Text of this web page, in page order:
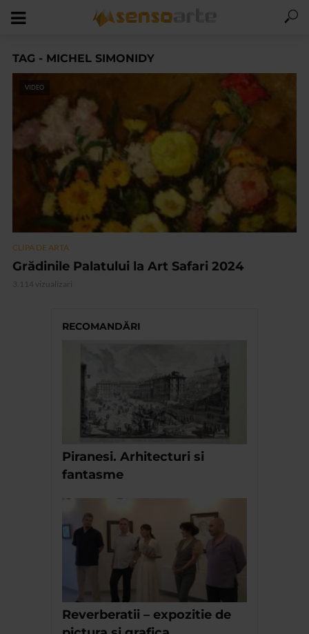
TAG - MICHEL SIMONIDY
VIDEO
CLIPA DE ARTA
Grădinile Palatului la Art Safari 2024
3.114 vizualizari
RECOMANDĂRI
Piranesi. Arhitecturi si
fantasme
Reverberatii – expozitie de